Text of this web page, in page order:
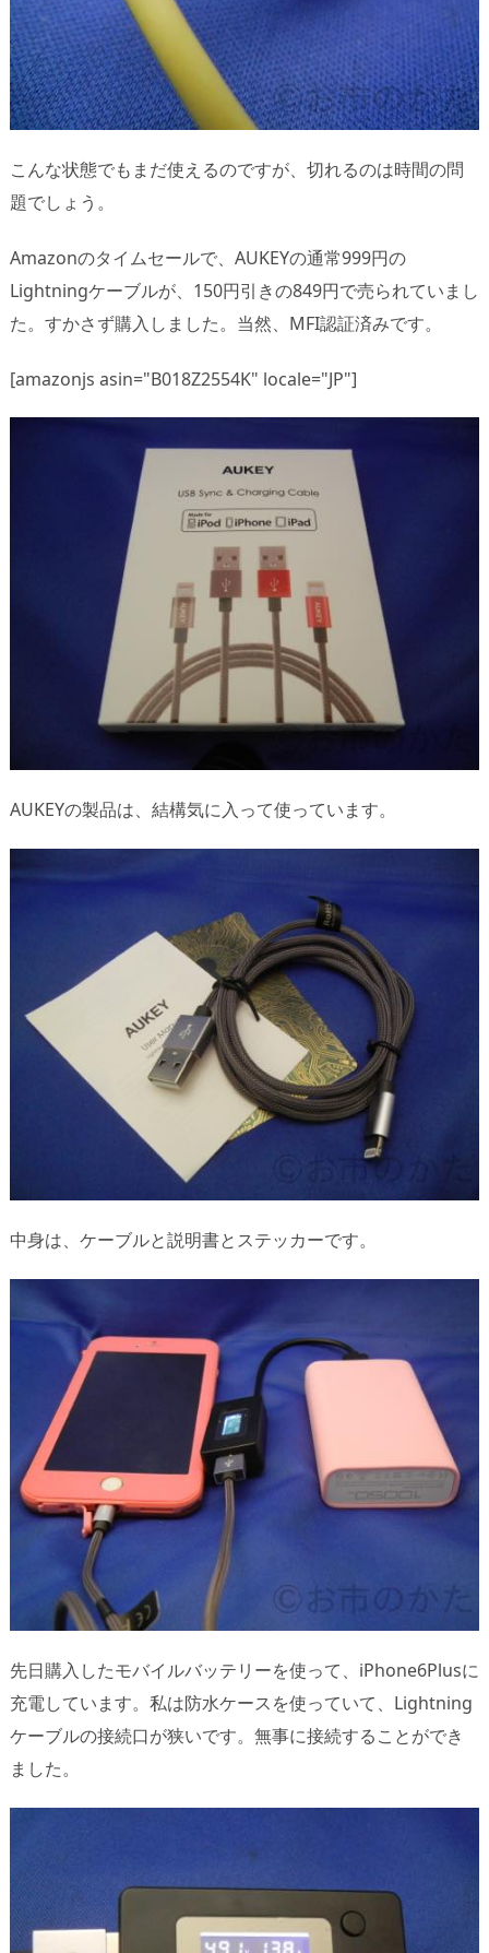
こんな状態でもまだ使えるのですが、切れるのは時間の問
題でしょう。
Amazonのタイムセールで、AUKEYの通常999円の
Lightningケーブルが、150円引きの849円で売られていまし
た。すかさず購入しました。当然、MFI認証済みです。
[amazonjs asin="B018Z2554K" locale="JP"]
AUKEYの製品は、結構気に入って使っています。
中身は、ケーブルと説明書とステッカーです。
先日購入したモバイルバッテリーを使って、iPhone6Plusに
充電しています。私は防水ケースを使っていて、Lightning
ケーブルの接続口が狭いです。無事に接続することができ
ました。